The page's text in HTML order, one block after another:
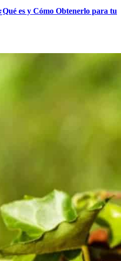
es y Cómo Obtenerlo para tu